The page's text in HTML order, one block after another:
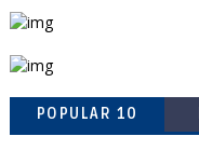
POPULAR 10